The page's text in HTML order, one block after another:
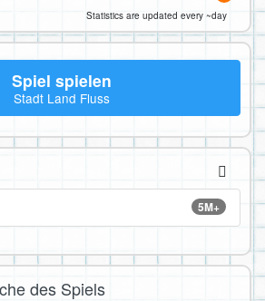
Statistics are updated every ~day
Spiel spielen
Stadt Land Fluss
5M+
des Spiels